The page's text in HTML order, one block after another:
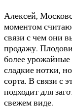
Алексей,
моментом
связи с чем они
продажу.
более урожайные
сладкие нотки,
сорта. В связи с
подходит для
свежем виде.